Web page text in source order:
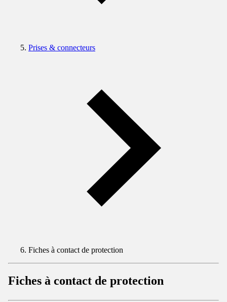
Prises & connecteurs
Fiches à contact de protection
Fiches à contact de protection